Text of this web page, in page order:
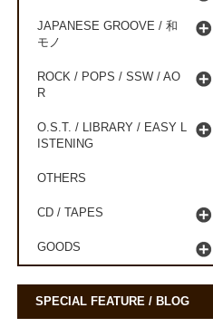
JAPANESE GROOVE / 和
モノ
ROCK / POPS / SSW / AO
R
O.S.T. / LIBRARY / EASY L
ISTENING
OTHERS
CD / TAPES
GOODS
SPECIAL FEATURE / BLOG